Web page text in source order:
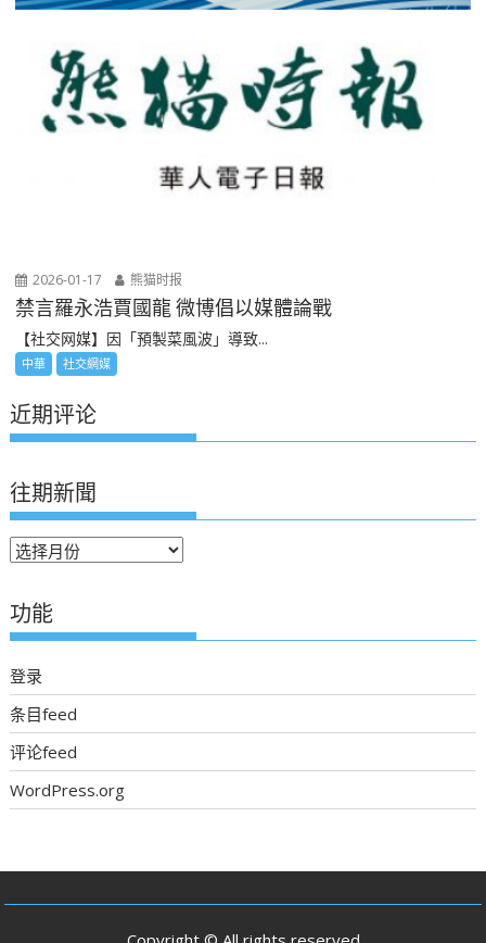
2026-01-17 熊猫时报
禁言羅永浩賈國龍 微博倡以媒體論戰
【社交网媒】因「預製菜風波」導致...
中華 社交網媒
近期评论
往期新聞
往
新
聞
功能
登录
条目feed
评论feed
WordPress.org